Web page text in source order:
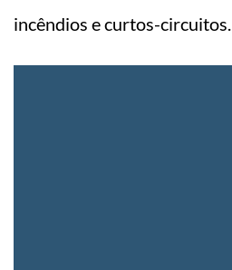
incêndios e curtos-circuitos.